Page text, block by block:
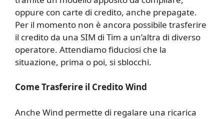
oppure con carte di credito, anche prepagate.
Per il momento non è ancora possibile trasferire
il credito da una SIM di Tim a un’altra di diverso
operatore. Attendiamo fiduciosi che la
situazione, prima o poi, si sblocchi.
Come Trasferire il Credito Wind
Anche Wind permette di regalare una ricarica